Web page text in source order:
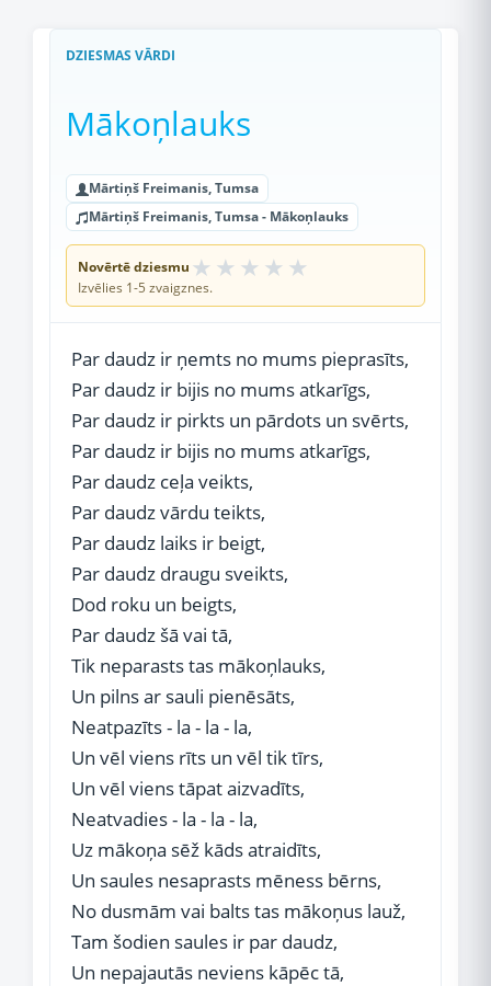
DZIESMAS VĀRDI
Mākoņlauks
Mārtiņš Freimanis, Tumsa
Mārtiņš Freimanis, Tumsa - Mākoņlauks
Novērtē dziesmu ★ ★ ★ ★ ★
Izvēlies 1-5 zvaigznes.
Par daudz ir ņemts no mums pieprasīts,
Par daudz ir bijis no mums atkarīgs,
Par daudz ir pirkts un pārdots un svērts,
Par daudz ir bijis no mums atkarīgs,
Par daudz ceļa veikts,
Par daudz vārdu teikts,
Par daudz laiks ir beigt,
Par daudz draugu sveikts,
Dod roku un beigts,
Par daudz šā vai tā,
Tik neparasts tas mākoņlauks,
Un pilns ar sauli pienēsāts,
Neatpazīts - la - la - la,
Un vēl viens rīts un vēl tik tīrs,
Un vēl viens tāpat aizvadīts,
Neatvadies - la - la - la,
Uz mākoņa sēž kāds atraidīts,
Un saules nesaprasts mēness bērns,
No dusmām vai balts tas mākoņus lauž,
Tam šodien saules ir par daudz,
Un nepajautās neviens kāpēc tā,